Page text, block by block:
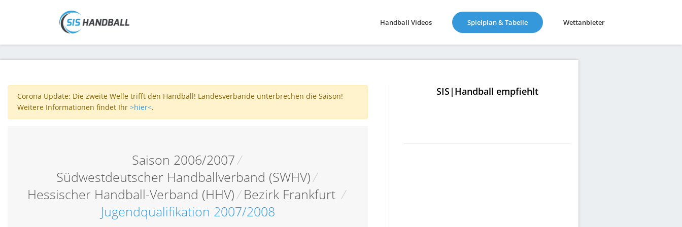
Handball Videos Spielplan & Tabelle(current) Wettanbieter
Corona Update: Die zweite Welle trifft den Handball! Landesverbände unterbrechen die Saison!
Weitere Informationen findet Ihr >hier<.
Saison 2006/2007/
Südwestdeutscher Handballverband (SWHV)/
Hessischer Handball-Verband (HHV)/ Bezirk Frankfurt /
Jugendqualifikation 2007/2008
SIS|Handball empfiehlt